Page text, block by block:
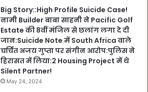
Big Story::High Profile Suicide Case!
नामी Builder बाबा साहनी ने Pacific Golf
Estate की 8वीं मंजिल से छलांग लगा दे दी
जान:Suicide Note में South Africa वाले
चर्चित अजय गुप्ता पर संगीन आरोप:पुलिस ने
हिरासत में लिया:2 Housing Project में थे
Silent Partner!
May 24, 2024